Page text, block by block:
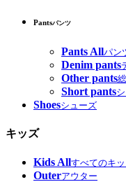
Pantsパンツ
Pants Allパン
Denim pants
Other pants
Short pants
Shoesシューズ
キッズ
Kids Allすべてのキ
Outerアウター